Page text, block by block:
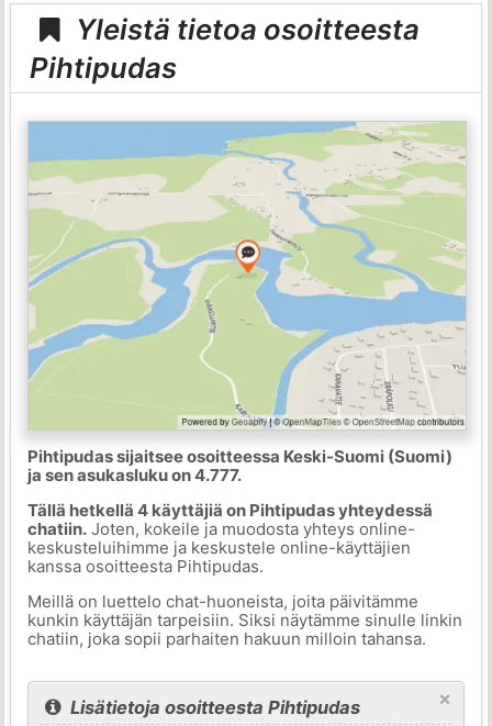
Yleistä tietoa osoitteesta
Pihtipudas
Pihtipudas sijaitsee osoitteessa Keski-Suomi (Suomi)
ja sen asukasluku on 4.777.
Tällä hetkellä 4 käyttäjiä on Pihtipudas yhteydessä
chatiin.Joten, kokeile ja muodosta yhteys online-
keskusteluihimme ja keskustele online-käyttäjien
kanssa osoitteesta Pihtipudas.
Meillä on luettelo chat-huoneista, joita päivitämme
kunkin käyttäjän tarpeisiin. Siksi näytämme sinulle linkin
chatiin, joka sopii parhaiten hakuun milloin tahansa.
×
Lisätietoja osoitteesta Pihtipudas